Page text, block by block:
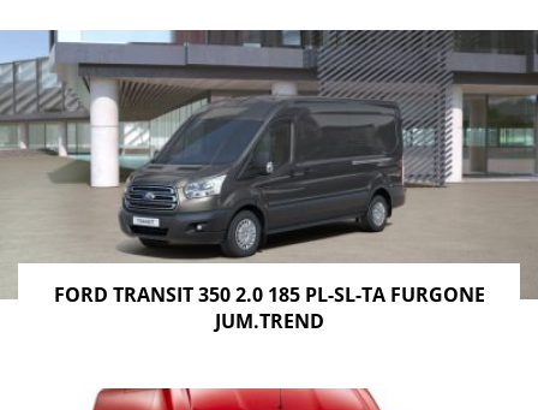
FORD TRANSIT 350 2.0 185 PL-SL-TA FURGONE
JUM.TREND